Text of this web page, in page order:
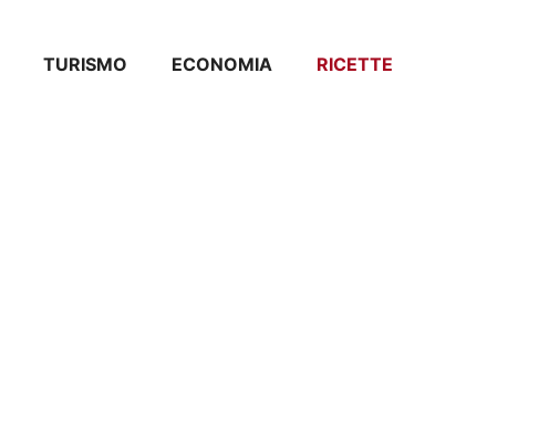
TURISMO ECONOMIA RICETTE